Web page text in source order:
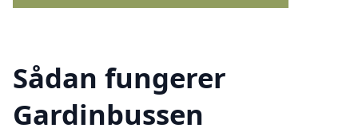
Sådan fungerer
Gardinbussen